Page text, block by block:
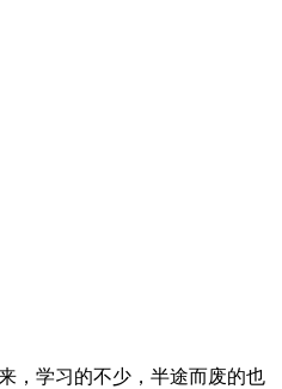
，学习的不少，半途而废的也